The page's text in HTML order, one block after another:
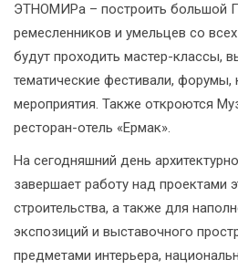
ЭТНОМИРа – построить большой
ремесленников и умельцев со
будут проходить мастер-классы,
тематические фестивали, форумы,
мероприятия. Также откроются
ресторан-отель «Ермак».
На сегодняшний день
завершает работу над проектами
строительства, а также для
экспозиций и выставочного
предметами интерьера,